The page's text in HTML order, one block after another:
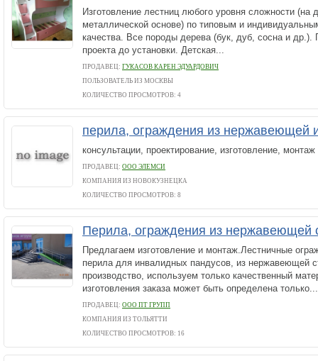
Изготовление лестниц любого уровня сложности (на
металлической основе) по типовым и
качества. Все породы дерева (бук, дуб, сосна и
проекта до установки. Детская...
ПРОДАВЕЦ: ГУКАСОВ КАРЕН ЭДУАРДОВИЧ
ПОЛЬЗОВАТЕЛЬ ИЗ МОСКВЫ
КОЛИЧЕСТВО ПРОСМОТРОВ: 4
перила, ограждения из нержавеющей
консультации, проектирование, изготовление, монтаж
ПРОДАВЕЦ: ООО ЭЛЕМСИ
КОМПАНИЯ ИЗ НОВОКУЗНЕЦКА
КОЛИЧЕСТВО ПРОСМОТРОВ: 8
Перила, ограждения из нержавеющей
Предлагаем изготовление и монтаж.Лестничные
перила для инвалидных пандусов, из нержавеющей
производство, используем только качественный
изготовления заказа может быть определена только...
ПРОДАВЕЦ: ООО ПТ ГРУПП
КОМПАНИЯ ИЗ ТОЛЬЯТТИ
КОЛИЧЕСТВО ПРОСМОТРОВ: 16